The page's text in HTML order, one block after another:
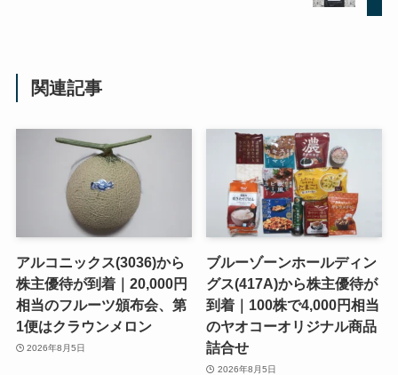
関連記事
アルコニックス(3036)から
株主優待が到着｜20,000円
相当のフルーツ頒布会、第
1便はクラウンメロン
2026年8月5日
ブルーゾーンホールディン
グス(417A)から株主優待が
到着｜100株で4,000円相当
のヤオコーオリジナル商品
詰合せ
2026年8月5日